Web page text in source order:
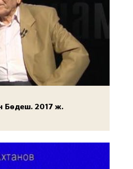
Бөдеш. 2017 ж.